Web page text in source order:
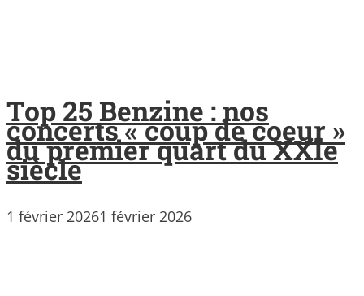
Top 25 Benzine : nos
concerts « coup de coeur »
du premier quart du XXIe
siècle
1 février 20261 février 2026